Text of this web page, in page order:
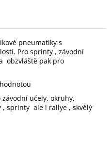
pneumatiky s
Pro sprinty , závodní
obzvláště pak pro
závodní učely, okruhy,
, sprinty ale i rallye , skvělý